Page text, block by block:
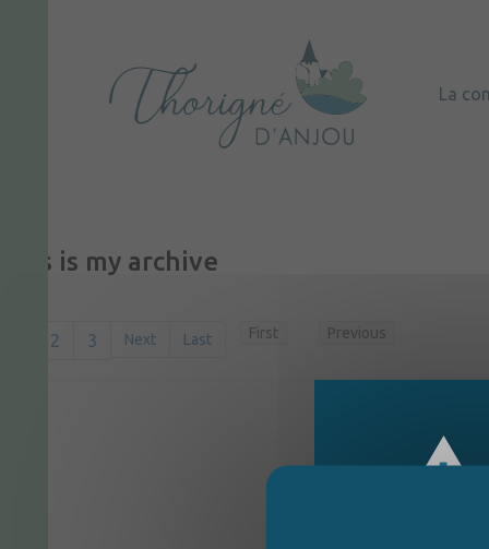
La
This is my archive
First Previous
2 3 Next Last